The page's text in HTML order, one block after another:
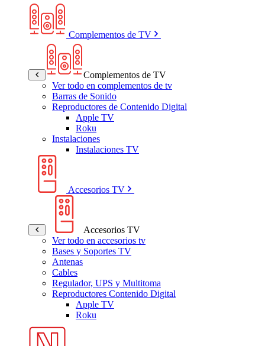
Complementos de TV
Complementos de TV
Ver todo en complementos de tv
Barras de Sonido
Reproductores de Contenido Digital
Apple TV
Roku
Instalaciones
Instalaciones TV
Accesorios TV
Accesorios TV
Ver todo en accesorios tv
Bases y Soportes TV
Antenas
Cables
Regulador, UPS y Multitoma
Reproductores Contenido Digital
Apple TV
Roku